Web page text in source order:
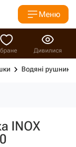
Меню
Дивилися
Водяні
INOX